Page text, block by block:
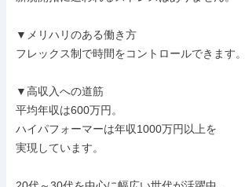
▼メリハリのある働き方
フレックス制で時間をコントロールできます。
▼高収入への道筋
平均年収は600万円。
ハイパフォーマーは年収1000万円以上を
実現しています。